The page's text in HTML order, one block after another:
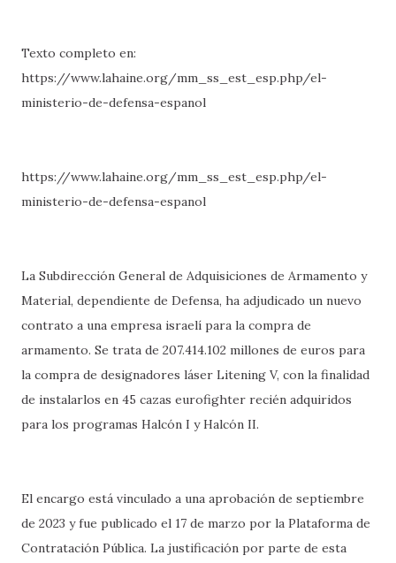
Texto completo en:
https://www.lahaine.org/mm_ss_est_esp.php/el-
ministerio-de-defensa-espanol
https://www.lahaine.org/mm_ss_est_esp.php/el-
ministerio-de-defensa-espanol
La Subdirección General de Adquisiciones de Armamento y
Material, dependiente de Defensa, ha adjudicado un nuevo
contrato a una empresa israelí para la compra de
armamento. Se trata de 207.414.102 millones de euros para
la compra de designadores láser Litening V, con la finalidad
de instalarlos en 45 cazas eurofighter recién adquiridos
para los programas Halcón I y Halcón II.
El encargo está vinculado a una aprobación de septiembre
de 2023 y fue publicado el 17 de marzo por la Plataforma de
Contratación Pública. La justificación por parte de esta